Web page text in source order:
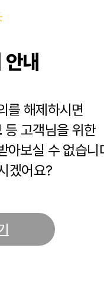
내
를 해제하시면
등 고객님을 위한
아보실 수 없습니
겠어요?